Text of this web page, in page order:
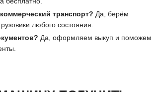
транспорт? Да, берём
любого состояния.
Да, оформляем выкуп и поможем